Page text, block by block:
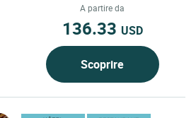
bicicletta (si...A partire da
136.33 USD
Scoprire